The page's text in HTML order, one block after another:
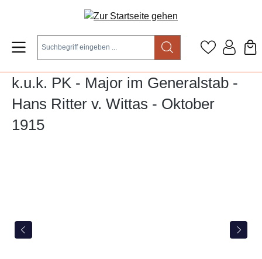
Zum Hauptinhalt springen
k.u.k. PK - Major im Generalstab -
Hans Ritter v. Wittas - Oktober
1915